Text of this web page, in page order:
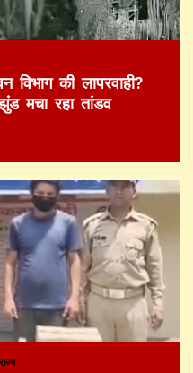
की लापरवाही?
मचा रहा तांडव
राज्य